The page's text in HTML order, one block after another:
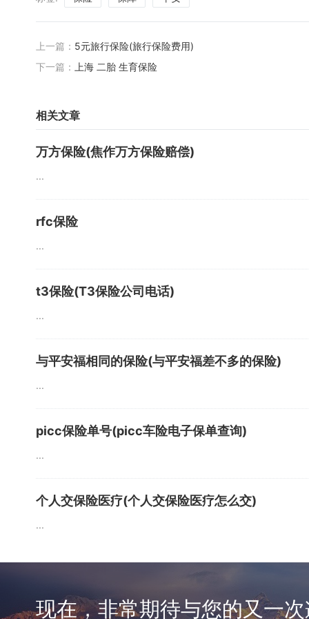
上一篇： 5元旅行保险(旅行保险费用)
下一篇：
上海 二胎 生育保险
相关文章
万方保险(焦作万方保险赔偿)
...
rfc保险
...
t3保险(T3保险公司电话)
...
与平安福相同的保险(与平安福差不多的保险)
...
picc保险单号(picc车险电子保单查询)
...
个人交保险医疗(个人交保险医疗怎么交)
...
现在，非常期待与您的又一